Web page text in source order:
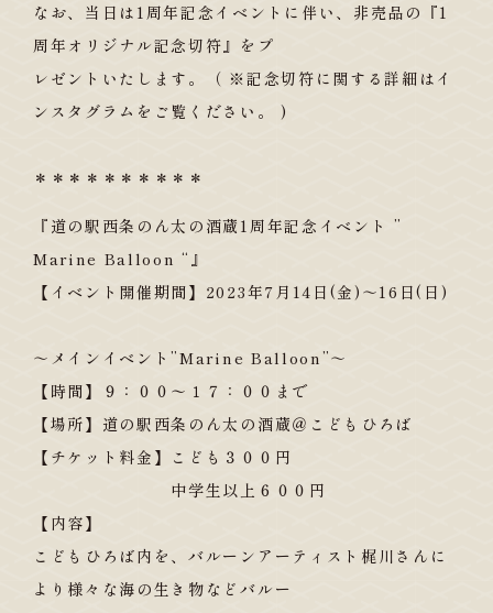
なお、当日は1周年記念イベントに伴い、非売品の『1
周年オリジナル記念切符』をプ
レゼントいたします。（ ※記念切符に関する詳細はイ
ンスタグラムをご覧ください。 )
＊＊＊＊＊＊＊＊＊＊
『道の駅西条のん太の酒蔵1周年記念イベント ”
Marine Balloon “』
【イベント開催期間】2023年7月14日(金)～16日(日)
～メインイベント”Marine Balloon”～
【時間】９：００〜１７：００まで
【場所】道の駅西条のん太の酒蔵＠こどもひろば
【チケット料金】こども３００円
中学生以上６００円
【内容】
こどもひろば内を、バルーンアーティスト梶川さんに
より様々な海の生き物などバルー